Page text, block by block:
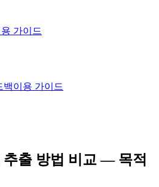
가이드
백이용 가이드
추출 방법 비교 — 목적